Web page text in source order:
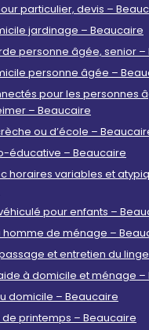
particulier, devis –
jardinage – Beaucaire
personne âgée, senior –
personne âgée –
pour les personnes
– Beaucaire
ou d’école –
éducative – Beaucaire
horaires variables et
pour enfants –
homme de ménage –
et entretien du
à domicile et ménage –
domicile – Beaucaire
printemps – Beaucaire